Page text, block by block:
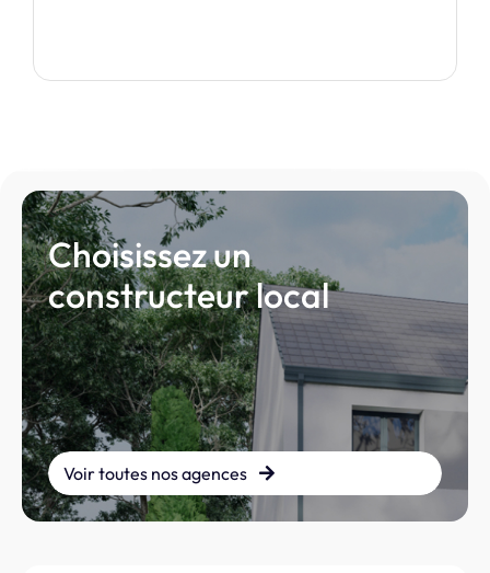
Choisissez un
constructeur local
Voir toutes nos agences